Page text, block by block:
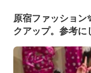
原宿ファッション
クアップ。参考に